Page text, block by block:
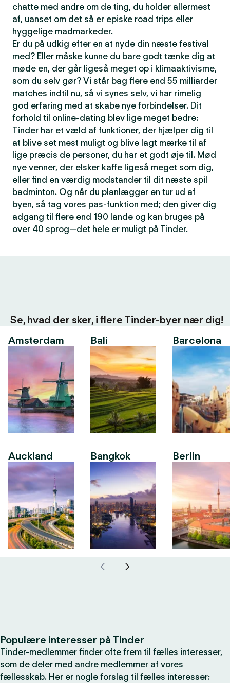
chatte med andre om de ting, du holder allermest
af, uanset om det så er episke road trips eller
hyggelige madmarkeder.
Er du på udkig efter en at nyde din næste festival
med? Eller måske kunne du bare godt tænke dig at
møde en, der går ligeså meget op i klimaaktivisme,
som du selv gør? Vi står bag flere end 55 milliarder
matches indtil nu, så vi synes selv, vi har rimelig
god erfaring med at skabe nye forbindelser. Dit
forhold til online-dating blev lige meget bedre:
Tinder har et væld af funktioner, der hjælper dig til
at blive set mest muligt og blive lagt mærke til af
lige præcis de personer, du har et godt øje til. Mød
nye venner, der elsker kaffe ligeså meget som dig,
eller find en værdig modstander til dit næste spil
badminton. Og når du planlægger en tur ud af
byen, så tag vores pas-funktion med; den giver dig
adgang til flere end 190 lande og kan bruges på
over 40 sprog—det hele er muligt på Tinder.
Se, hvad der sker, i flere Tinder-byer nær dig!
Amsterdam
Auckland
Bali
Bangkok
Barcelona
Berlin
Populære interesser på Tinder
Tinder-medlemmer finder ofte frem til fælles interesser,
som de deler med andre medlemmer af vores
fællesskab. Her er nogle forslag til fælles interesser: